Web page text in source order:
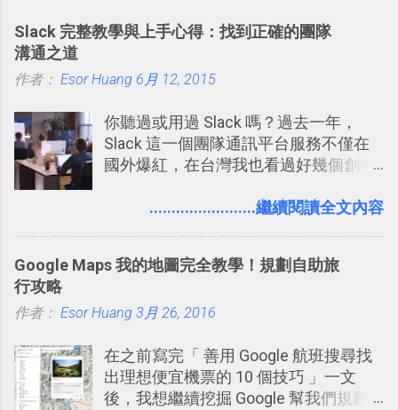
Slack 完整教學與上手心得：找到正確的團隊
溝通之道
作者： Esor Huang 6月 12, 2015
你聽過或用過 Slack 嗎？過去一年，
Slack 這一個團隊通訊平台服務不僅在
國外爆紅，在台灣我也看過好幾個創業
理，到底 Slack 有什麼魅力？它是不是
有機會在一個專案合作中使用了 Slack
點： 1. 「 很有趣 」： Slack 裡擁有跟
聊天打屁、傳送有趣影音圖文的功能。
2. 「 有效率 」：但是 Slack 的頻道、群
組機制讓茶水間的聊天，不會干擾工作
........................繼續閱讀全文內容
Google Maps 我的地圖完全教學！規劃自助旅
行攻略
作者： Esor Huang 3月 26, 2016
在之前寫完「 善用 Google 航班搜尋找
出理想便宜機票的 10 個技巧 」一文
後，我想繼續挖掘 Google 幫我們規劃